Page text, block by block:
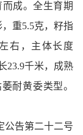
而成。全生育期
重5.5克，籽指
右，主体长度
23.9千米，成熟
耐黄委类型。
告第二十二号